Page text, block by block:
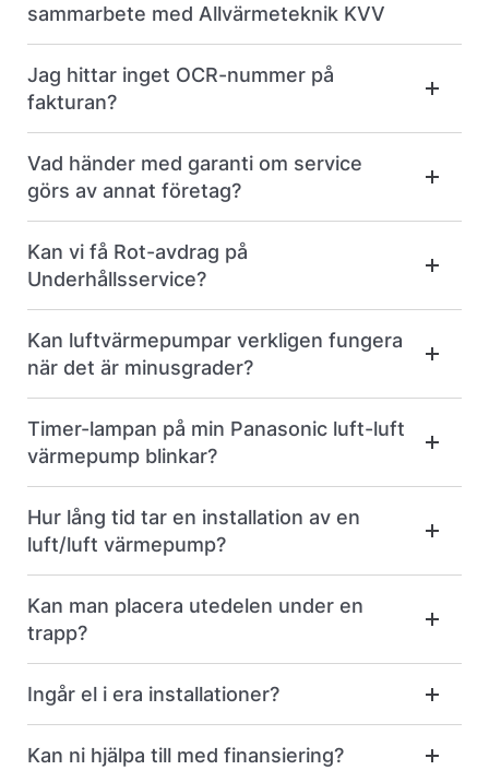
sammarbete med Allvärmeteknik KVV
Jag hittar inget OCR-nummer på
fakturan?
Vad händer med garanti om service
görs av annat företag?
Kan vi få Rot-avdrag på
Underhållsservice?
Kan luftvärmepumpar verkligen fungera
när det är minusgrader?
Timer-lampan på min Panasonic luft-luft
värmepump blinkar?
Hur lång tid tar en installation av en
luft/luft värmepump?
Kan man placera utedelen under en
trapp?
Ingår el i era installationer?
Kan ni hjälpa till med finansiering?